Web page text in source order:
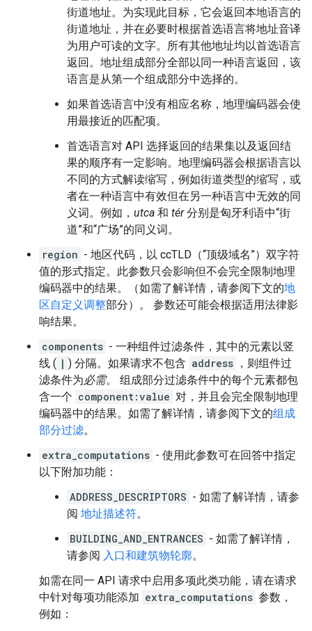
街道地址。为实现此目标，它会返回本地语言的
街道地址，并在必要时根据首选语言将地址音译
为用户可读的文字。所有其他地址均以首选语言
返回。地址组成部分全部以同一种语言返回，该
语言是从第一个组成部分中选择的。
如果首选语言中没有相应名称，地理编码器会使
用最接近的匹配项。
首选语言对 API 选择返回的结果集以及返回结
果的顺序有一定影响。地理编码器会根据语言以
不同的方式解读缩写，例如街道类型的缩写，或
者在一种语言中有效但在另一种语言中无效的同
义词。例如， utca 和 tér分别是匈牙利语中“街
道”和“广场”的同义词。
region - 地区代码，以 ccTLD（“顶级域名”）双字符
值的形式指定。此参数只会影响但不会完全限制地理
编码器中的结果。（如需了解详情，请参阅下文的地
区自定义调整部分）。 参数还可能会根据适用法律影
响结果。
components - 一种组件过滤条件，其中的元素以竖
线 ( | ) 分隔。如果请求不包含 address ，则组件过
滤条件为必需。 组成部分过滤条件中的每个元素都包
含一个 component:value 对，并且会完全限制地理
编码器中的结果。如需了解详情，请参阅下文的组成
部分过滤。
extra_computations - 使用此参数可在回答中指定
以下附加功能：
ADDRESS_DESCRIPTORS - 如需了解详情，请参
阅 地址描述符。
BUILDING_AND_ENTRANCES - 如需了解详情，
请参阅 入口和建筑物轮廓。
如需在同一 API 请求中启用多项此类功能，请在请求
中针对每项功能添加 extra_computations 参数，
例如：